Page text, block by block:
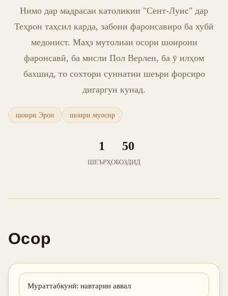
Нимо дар мадрасаи католикии "Сент-Луис" дар
Теҳрон таҳсил карда, забони фаронсавиро ба хубӣ
медонист. Маҳз мутолиаи осори шоирони
фаронсавӣ, ба мисли Пол Верлен, ба ӯ илҳом
бахшид, то сохтори суннатии шеъри форсиро
дигаргун кунад.
шоири Эрон шоири муосир
1
ШЕЪРҲО
50
БОЗДИД
Осор
Мураттабкунӣ: навтарин аввал